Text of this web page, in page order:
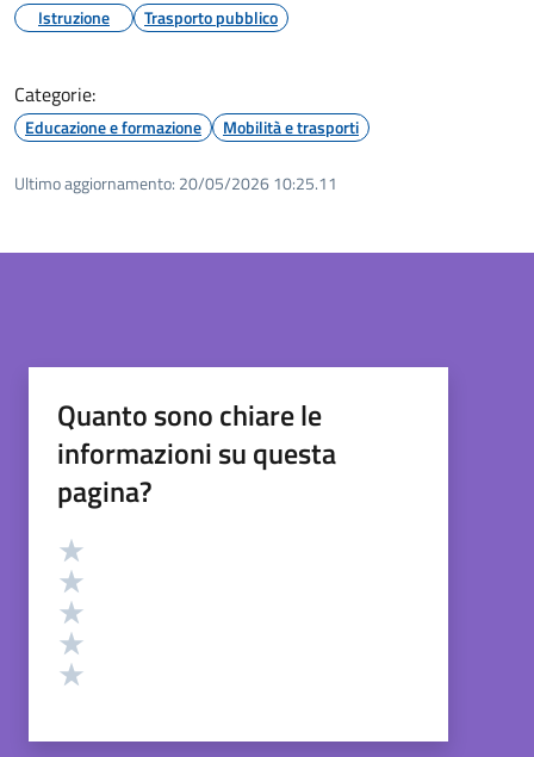
Istruzione Trasporto pubblico
Categorie:
Educazione e formazione Mobilità e trasporti
Ultimo aggiornamento: 20/05/2026 10:25.11
Quanto sono chiare le
informazioni su questa
pagina?
Valutazione